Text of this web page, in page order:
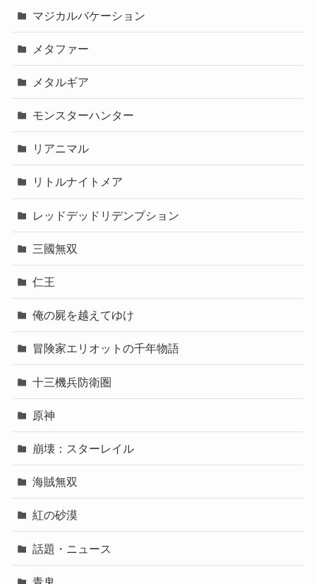
マジカルバケーション
メタファー
メタルギア
モンスターハンター
リアニマル
リトルナイトメア
レッドデッドリデンプション
三國無双
仁王
俺の屍を越えてゆけ
冒険家エリオットの千年物語
十三機兵防衛圏
原神
崩壊：スターレイル
海賊無双
紅の砂漠
話題・ニュース